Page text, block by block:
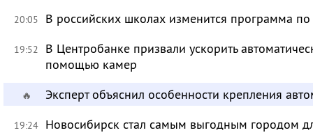
20:05 В российских школах изменится программа
19:52
В Центробанке призвали ускорить
помощью камер
🔥 Эксперт объяснил особенности крепления
19:24 Новосибирск стал самым выгодным городом